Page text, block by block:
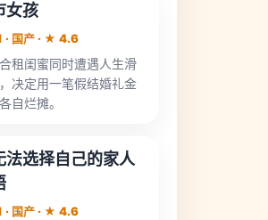
女孩
· 国产 · ★ 4.6
租闺蜜同时遭遇人生滑
决定用一笔假结婚礼金
自烂摊。
法选择自己的家人
· 国产 · ★ 4.6